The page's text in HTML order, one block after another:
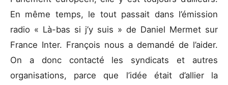
En même temps, le tout passait dans l’émission
radio « Là-bas si j’y suis » de Daniel Mermet sur
France Inter. François nous a demandé de l’aider.
On a donc contacté les syndicats et autres
organisations, parce que l’idée était d’allier la